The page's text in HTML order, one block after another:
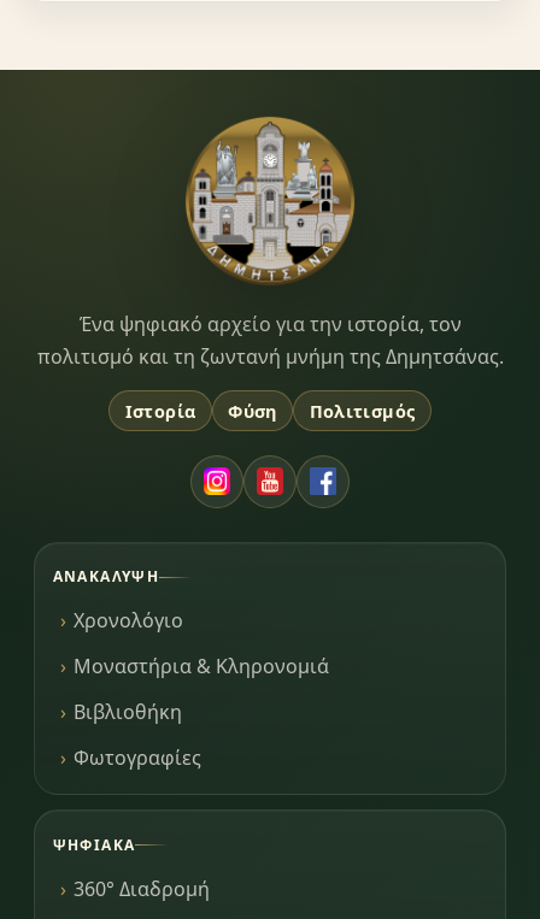
Dimitsana.gr
Ένα ψηφιακό αρχείο για την ιστορία, τον
πολιτισμό και τη ζωντανή μνήμη της Δημητσάνας.
Ιστορία Φύση Πολιτισμός
ΑΝΑΚΆΛΥΨΗ
Χρονολόγιο
Μοναστήρια & Κληρονομιά
Βιβλιοθήκη
Φωτογραφίες
ΨΗΦΙΑΚΆ
360° Διαδρομή